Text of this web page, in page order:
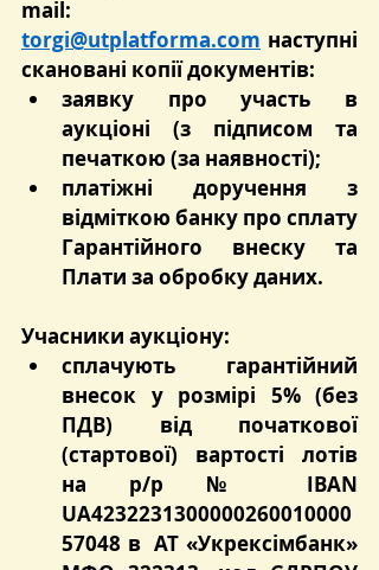
torgi@utplatforma.com наступні
скановані копії документів:
заявку про участь в
аукціоні (з підписом та
печаткою (за наявності);
платіжні доручення з
відміткою банку про сплату
Гарантійного внеску та
Плати за обробку даних.
Учасники аукціону:
сплачують гарантійний
внесок у розмірі 5% (без
ПДВ) від початкової
(стартової) вартості лотів
на р/р № IBAN
UA4232231300000260010000
57048 в  АТ «Укрексімбанк»